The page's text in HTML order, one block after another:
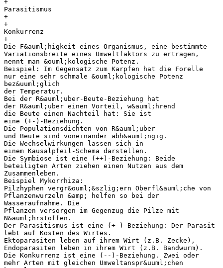
+
Parasitismus
+
+
Konkurrenz
+
Die F&auml;higkeit eines Organismus, eine bestimmte
Variationsbreite eines Umweltfaktors zu ertragen,
nennt man &ouml;kologische Potenz.
Beispiel: Im Gegensatz zum Karpfen hat die Forelle
nur eine sehr schmale &ouml;kologische Potenz
bez&uuml;glich
der Temperatur.
Bei der R&auml;uber-Beute-Beziehung hat
der R&auml;uber einen Vorteil, w&auml;hrend
die Beute einen Nachteil hat: Sie ist
eine (+-)-Beziehung.
Die Populationsdichten von R&auml;uber
und Beute sind voneinander abh&auml;ngig.
Die Wechselwirkungen lassen sich in
einem Kausalpfeil-Schema darstellen.
Die Symbiose ist eine (++)-Beziehung: Beide
beteiligten Arten ziehen einen Nutzen aus dem
Zusammenleben.
Beispiel Mykorrhiza:
Pilzhyphen vergr&ouml;&szlig;ern Oberfl&auml;che von
Pflanzenwurzeln &amp; helfen so bei der
Wasseraufnahme. Die
Pflanzen versorgen im Gegenzug die Pilze mit
N&auml;hrstoffen.
Der Parasitismus ist eine (+-)-Beziehung: Der Parasit
lebt auf Kosten des Wirtes.
Ektoparasiten leben auf ihrem Wirt (z.B. Zecke),
Endoparasiten leben in ihrem Wirt (z.B. Bandwurm).
Die Konkurrenz ist eine (--)-Beziehung. Zwei oder
mehr Arten mit gleichen Umweltanspr&uuml;chen